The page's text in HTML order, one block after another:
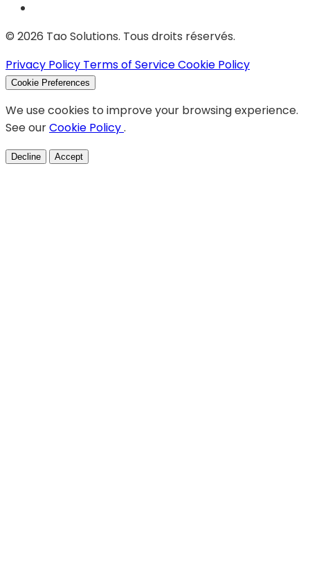
© 2026 Tao Solutions. Tous droits réservés.
Privacy Policy Terms of ServiceCookie Policy
Cookie Preferences
We use cookies to improve your browsing experience.
See ourCookie Policy.
Decline Accept